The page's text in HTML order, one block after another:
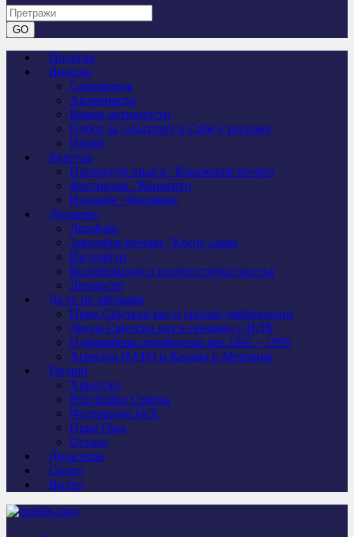
Почетна
Вијести
Саопштења
Активности
Важне активности
Одбор за дијаспору и Србе у региону
Најаве
Култура
Промоције књига / Књижевне вечери
Фестивали / Концерти
Изложбе / Филмови
Друштво
Догађаји
Завичајне вечери / Крсне славе
Интервјуи
Колонизација и колонистичка насеља
Личности
Да се не заборави
Први Свјeтски рат и српски добровољци
Други Свјетски рат и геноцид у НДХ
Одбрамбено отаџбински рат 1991 – 1995
Агресија НАТО и Косово и Метохија
Регион
Хрватска
Република Српска
Федерација БиХ
Црна Гора
Остало
Дијаспора
Спорт
Видео